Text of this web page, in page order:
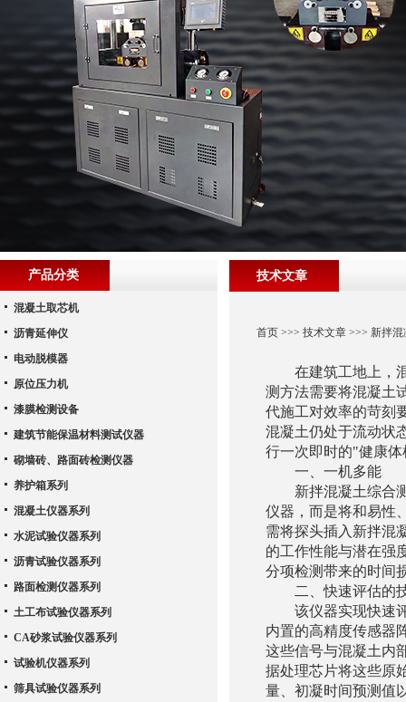
技术文章
首页>>> 技术文章>>> 新拌混
在建筑工地上，混
测方法需要将混凝土
代施工对效率的苛刻
混凝土仍处于流动状
行一次即时的"健康
一、一机多能
新拌混凝土综合测
仪器，而是将和易性
需将探头插入新拌混
的工作性能与潜在强
分项检测带来的时间
二、快速评估的
该仪器实现快速评
内置的高精度传感器
这些信号与混凝土内
据处理芯片将这些原
量、初凝时间预测值
产品分类
混凝土取芯机
沥青延伸仪
电动脱模器
原位压力机
漆膜检测设备
建筑节能保温材料测试仪器
砌墙砖、路面砖检测仪器
养护箱系列
混凝土仪器系列
水泥试验仪器系列
沥青试验仪器系列
路面检测仪器系列
土工布试验仪器系列
CA砂浆试验仪器系列
试验机仪器系列
筛具试验仪器系列